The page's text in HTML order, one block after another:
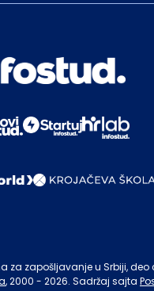
za zapošljavanje u Srbiji,
, 2000 - 2026. Sadržaj sajta